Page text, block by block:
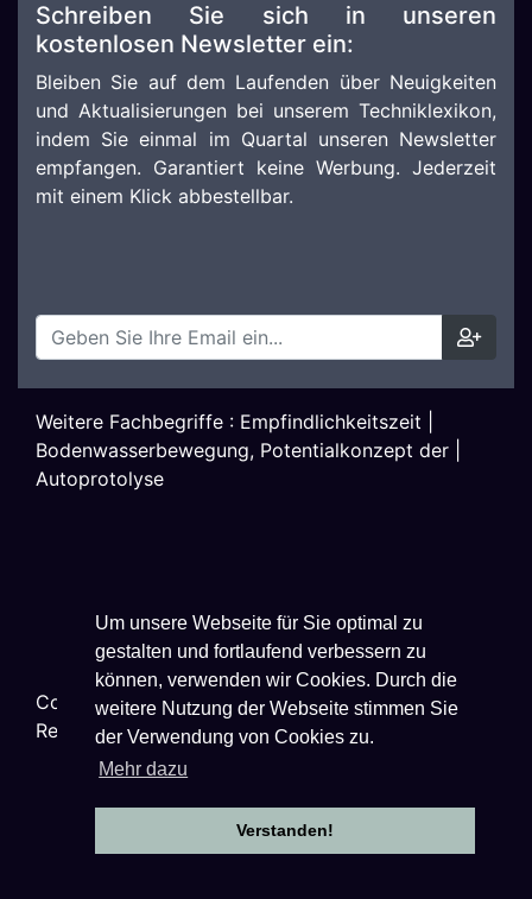
Um unsere Webseite für Sie optimal zu
gestalten und fortlaufend verbessern zu
können, verwenden wir Cookies. Durch die
weitere Nutzung der Webseite stimmen Sie
der Verwendung von Cookies zu.
Mehr dazu
Verstanden!
Schreiben Sie sich in unseren
kostenlosen Newsletter ein:
Bleiben Sie auf dem Laufenden über Neuigkeiten
und Aktualisierungen bei unserem Techniklexikon,
indem Sie einmal im Quartal unseren Newsletter
empfangen. Garantiert keine Werbung. Jederzeit
mit einem Klick abbestellbar.
Weitere Fachbegriffe : Empfindlichkeitszeit
Bodenwasserbewegung, Potentialkonzept der
Autoprotolyse
Copyright © 2026Techniklexikon.net - All Rights
Reserved.
Datenschutzhinweise